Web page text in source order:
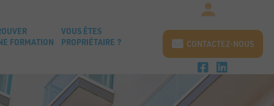
FORMATION
VOUS ÊTES
PROPRIÉTAIRE ?
CONTACTEZ-NOUS